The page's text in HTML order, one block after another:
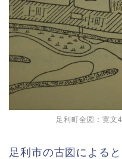
足利町全図：寛文
足利市の古図による